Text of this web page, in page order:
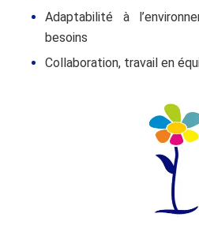
Adaptabilité à
besoins
Collaboration, travail en